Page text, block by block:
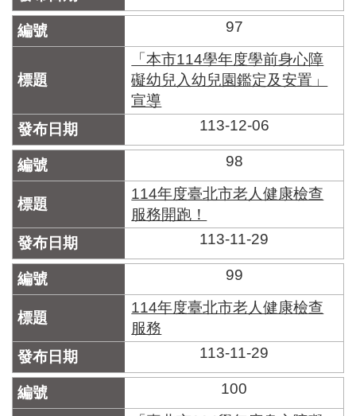
97
「本市114學年度學前身心障
礙幼兒入幼兒園鑑定及安置」
宣導
113-12-06
98
114年度臺北市老人健康檢查
服務開跑！
113-11-29
99
114年度臺北市老人健康檢查
服務
113-11-29
100